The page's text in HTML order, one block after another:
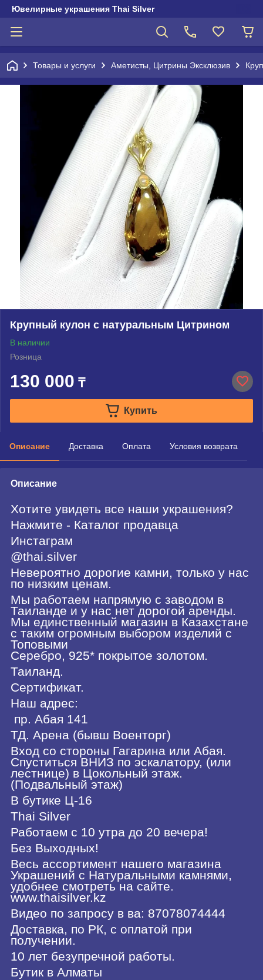
Ювелирные украшения Thai Silver
Товары и услуги Аметисты, Цитрины Эксклюзив
Крупный кулон с натуральным Цитрином
В наличии
Розница
130 000 ₸
Купить
Описание Доставка Оплата Условия возврата
Описание
Хотите увидеть все наши украшения?
Нажмите - Каталог продавца
Инстаграм
@thai.silver
Невероятно дорогие камни, только у нас
по низким ценам.
Мы работаем напрямую с заводом в
Таиланде и у нас нет дорогой аренды.
Мы единственный магазин в Казахстане
с таким огромным выбором изделий с
Топовыми
Серебро, 925* покрытое золотом.
Таиланд.
Сертификат.
Наш адрес:
пр. Абая 141
ТД. Арена (бывш Военторг)
Вход со стороны Гагарина или Абая.
Спуститься ВНИЗ по эскалатору, (или
лестнице) в Цокольный этаж.
(Подвальный этаж)
В бутике Ц-16
Thai Silver
Работаем с 10 утра до 20 вечера!
Без Выходных!
Весь ассортимент нашего магазина
Украшений с Натуральными камнями,
удобнее смотреть на сайте.
www.thaisilver.kz
Видео по запросу в ва: 87078074444
Доставка, по РК, с оплатой при
получении.
10 лет безупречной работы.
Бутик в Алматы